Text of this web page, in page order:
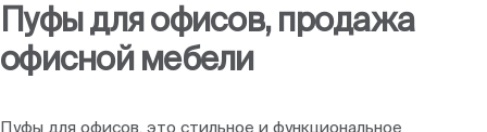
Пуфы для офисов, продажа
офисной мебели
Пуфы для офисов, это стильное и функциональное